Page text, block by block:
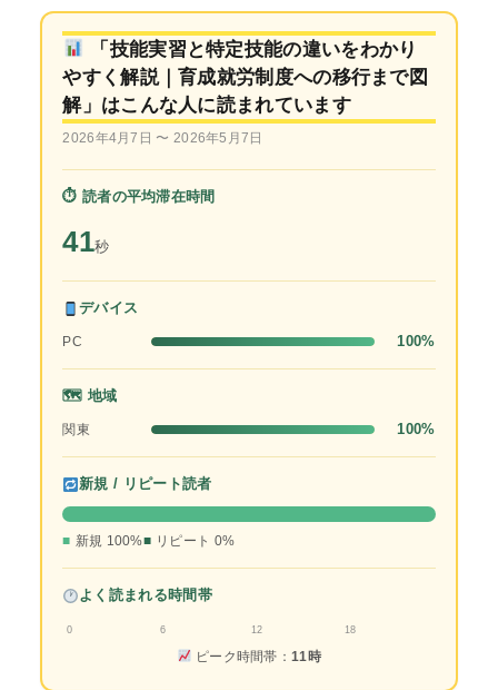
「技能実習と特定技能の違いをわかり
やすく解説｜育成就労制度への移行まで図
解」はこんな人に読まれています
2026年4月7日 〜 2026年5月7日
⏱ 読者の平均滞在時間
41秒
デバイス
PC 100%
🗺 地域
関東 100%
新規 / リピート読者
新規 100% リピート 0%
よく読まれる時間帯
0 6 12 18
ピーク時間帯：11時